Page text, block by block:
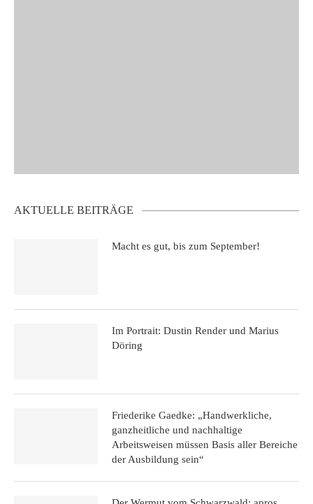
AKTUELLE BEITRÄGE
Macht es gut, bis zum September!
Im Portrait: Dustin Render und Marius
Döring
Friederike Gaedke: „Handwerkliche,
ganzheitliche und nachhaltige
Arbeitsweisen müssen Basis aller Bereiche
der Ausbildung sein“